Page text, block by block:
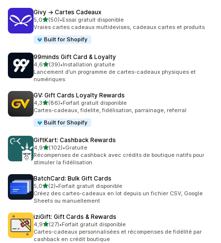
Givy → Cartes Cadeaux
5,0étoile(s) sur 5
(50)
50 avis au total
•Essai gratuit disponible
Vraies cartes cadeaux multidevises, cadeaux cartes et produits
Built for Shopify
99minds Gift Card & Loyalty
4,6étoile(s) sur 5
(39)
39 avis au total
•Installation gratuite
Lancement d’un programme de cartes-cadeaux physiques et
numériques
GV: Gift Cards Loyalty Rewards
4,3étoile(s) sur 5
(86)
86 avis au total
•Forfait gratuit disponible
Cartes-cadeaux, fidelite, fidélisation, parrainage, referral
Built for Shopify
GiftKart: Cashback Rewards
4,9étoile(s) sur 5
(102)
102 avis au total
•Gratuite
Récompenses de cashback avec crédits de boutique natifs pour
stimuler la fidélisation
BatchCard: Bulk Gift Cards
5,0étoile(s) sur 5
(2)
2 avis au total
•Forfait gratuit disponible
Créez des cartes-cadeaux en lot depuis un fichier CSV, Google
Sheets ou manuellement
iziGift: Gift Cards & Rewards
4,9étoile(s) sur 5
(27)
27 avis au total
•Forfait gratuit disponible
Cartes-cadeaux personnalisées et récompenses de fidélité par
cashback en crédit boutique